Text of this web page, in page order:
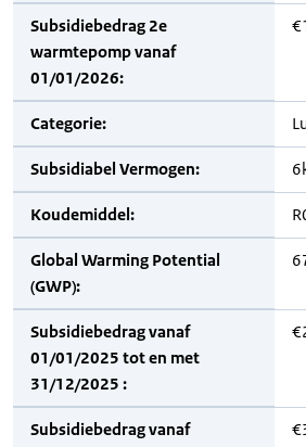
Subsidiebedrag 2e
warmtepomp vanaf
01/01/2026:
Categorie:
Subsidiabel Vermogen:
Koudemiddel:
Global Warming Potential
(GWP):
Subsidiebedrag vanaf
01/01/2025 tot en met
31/12/2025 :
Subsidiebedrag vanaf